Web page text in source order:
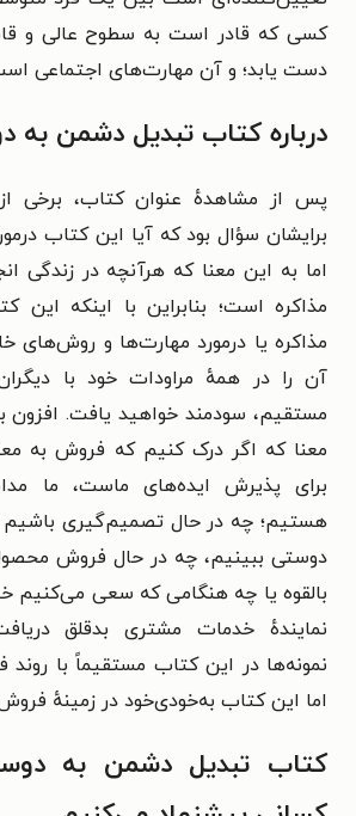
کسی که قادر است به سطوح عالی و
دست یابد؛ و آن مهارت‌های اجتماعی
درباره کتاب تبدیل دشمن
پس از مشاهدهٔ عنوان کتاب، برخی از
برایشان سؤال بود که آیا این کتاب
اما به این معنا که هرآنچه در زندگی
مذاکره است؛ بنابراین با اینکه این
مذاکره یا درمورد مهارت‌ها و روش‌های
آن را در همهٔ مراودات خود با
مستقیم، سودمند خواهید یافت. افزون
معنا که اگر درک کنیم که فروش به
برای پذیرش ایده‌های ماست، ما
هستیم؛ چه در حال تصمیم‌گیری باشیم
دوستی ببینیم، چه در حال فروش
بالقوه یا چه هنگامی که سعی می‌کنیم
نمایندهٔ خدمات مشتری بدقلق
نمونه‌ها در این کتاب مستقیماً با روند
اما این کتاب به‌خودی‌خود در زمینهٔ
کتاب تبدیل دشمن به